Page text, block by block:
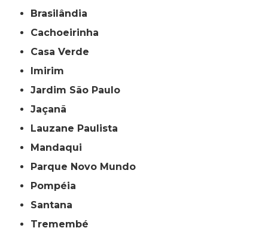
Brasilândia
Cachoeirinha
Casa Verde
Imirim
Jardim São Paulo
Jaçanã
Lauzane Paulista
Mandaqui
Parque Novo Mundo
Pompéia
Santana
Tremembé